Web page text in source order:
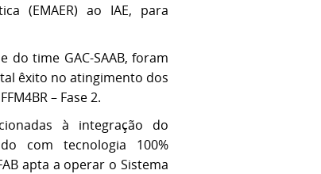
(EMAER) ao IAE, para
do time GAC-SAAB, foram
êxito no atingimento dos
– Fase 2.
à integração do
com tecnologia 100%
apta a operar o Sistema